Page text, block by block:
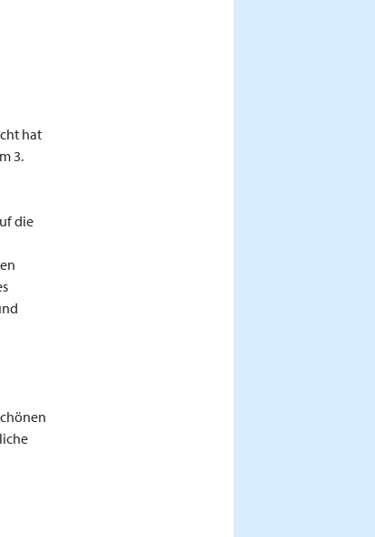
hat
3.
die